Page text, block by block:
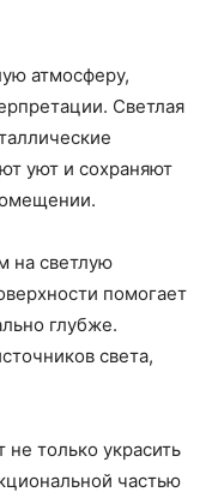
атмосферу,
Светлая
уют и сохраняют
на светлую
помогает
глубже.
света,
только украсить
частью